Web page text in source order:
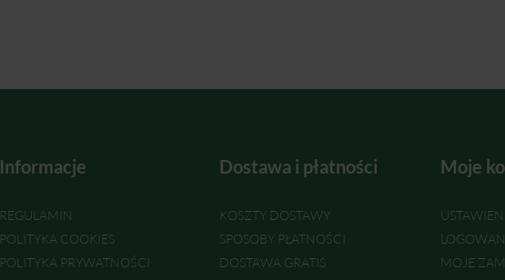
Informacje
REGULAMIN
POLITYKA COOKIES
POLITYKA PRYWATNOŚCI
Dostawa i płatności
KOSZTY DOSTAWY
SPOSOBY PŁATNOŚCI
DOSTAWA GRATIS
Moje
MOJE